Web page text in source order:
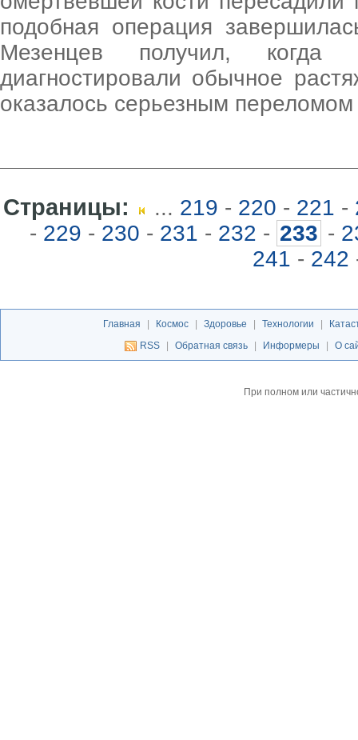
подобная операция
Мезенцев получил, когда
диагностировали обычное
оказалось серьезным переломом
Страницы: ... 219 - 220 - 221 -
- 229 - 230 - 231 - 232 - 233 -
241 - 242
Главная Космос Здоровье Технологии
RSS
Обратная связь Информеры О
При полном или